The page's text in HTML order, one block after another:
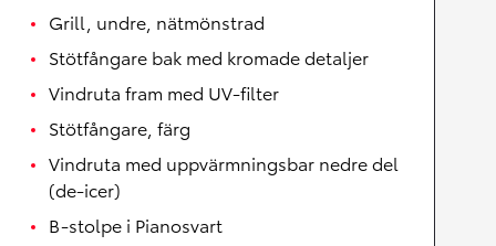
Grill, undre, nätmönstrad
Stötfångare bak med kromade detaljer
Vindruta fram med UV-filter
Stötfångare, färg
Vindruta med uppvärmningsbar nedre del
(de-icer)
B-stolpe i Pianosvart